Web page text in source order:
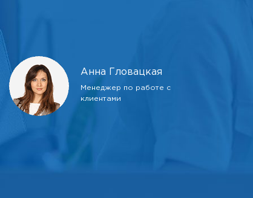
Анна Гловацкая
Менеджер по работе с
клиентами